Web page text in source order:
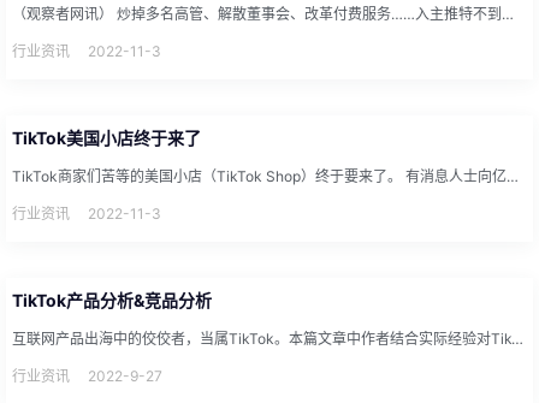
（观察者网讯） 炒掉多名高管、解散董事会、改革付费服务……入主推特不到一周，世界首富埃隆·马斯克（Elon M...
行业资讯 2022-11-3
TikTok美国小店终于来了
TikTok商家们苦等的美国小店（TikTok Shop）终于要来了。 有消息人士向亿邦动力透露，TikTok...
行业资讯 2022-11-3
TikTok产品分析&竞品分析
互联网产品出海中的佼佼者，当属TikTok。本篇文章中作者结合实际经验对TikTok的产品与初步竞品进行了一系...
行业资讯 2022-9-27